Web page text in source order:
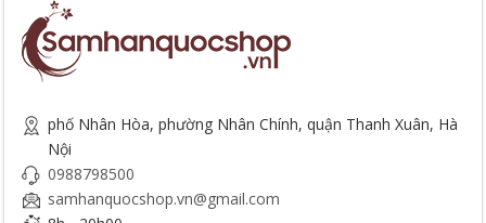
phố Nhân Hòa, phường Nhân Chính, quận Thanh Xuân, Hà
Nội
0988798500
samhanquocshop.vn@gmail.com